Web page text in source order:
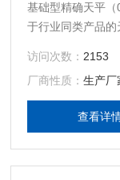
基础型精确天平
于行业同类产品的
众、工艺严谨、
高标准定位。
访问次数： 2153
厂商性质：生产厂
查看详